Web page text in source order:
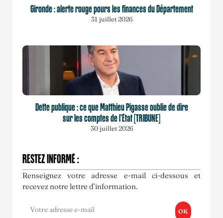
Gironde : alerte rouge pours les finances du Département
31 juillet 2026
Dette publique : ce que Matthieu Pigasse oublie de dire
sur les comptes de l’État [TRIBUNE]
30 juillet 2026
RESTEZ INFORMÉ :
Renseignez votre adresse e-mail ci-dessous et
recevez notre lettre d’information.
OK